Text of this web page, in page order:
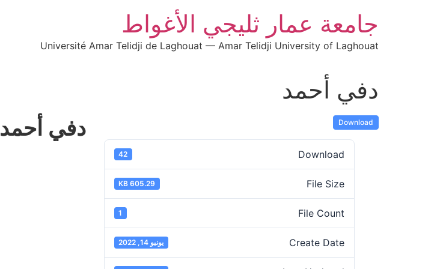
جامعة عمار ثليجي الأغواط
Université Amar Telidji de Laghouat — Amar Telidji University of Laghouat
دفي أحمد
Download
Download
42
File Size
605.29 KB
File Count
1
Create Date يونيو 14, 2022
دفي أحمد